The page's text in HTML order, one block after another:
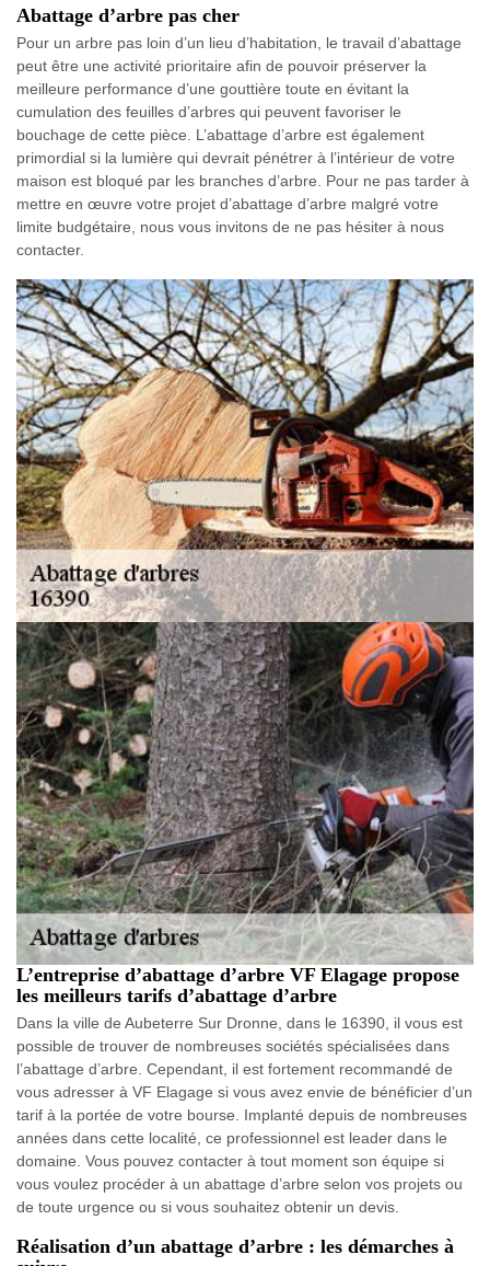
Abattage d’arbre pas cher
Pour un arbre pas loin d’un lieu d’habitation, le travail d’abattage
peut être une activité prioritaire afin de pouvoir préserver la
meilleure performance d’une gouttière toute en évitant la
cumulation des feuilles d’arbres qui peuvent favoriser le
bouchage de cette pièce. L’abattage d’arbre est également
primordial si la lumière qui devrait pénétrer à l’intérieur de votre
maison est bloqué par les branches d’arbre. Pour ne pas tarder à
mettre en œuvre votre projet d’abattage d’arbre malgré votre
limite budgétaire, nous vous invitons de ne pas hésiter à nous
contacter.
L’entreprise d’abattage d’arbre VF Elagage propose
les meilleurs tarifs d’abattage d’arbre
Dans la ville de Aubeterre Sur Dronne, dans le 16390, il vous est
possible de trouver de nombreuses sociétés spécialisées dans
l’abattage d’arbre. Cependant, il est fortement recommandé de
vous adresser à VF Elagage si vous avez envie de bénéficier d’un
tarif à la portée de votre bourse. Implanté depuis de nombreuses
années dans cette localité, ce professionnel est leader dans le
domaine. Vous pouvez contacter à tout moment son équipe si
vous voulez procéder à un abattage d’arbre selon vos projets ou
de toute urgence ou si vous souhaitez obtenir un devis.
Réalisation d’un abattage d’arbre : les démarches à